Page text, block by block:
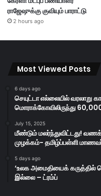
ராஜேஷுக்கு குவியும் பாராட்டு
2 hours ago
Most Viewed Posts
6 days ago
செயுட்டா எல்லையில் வரலாறு
மொராக்கோவிலிருந்து
July 15, 2025
மீண்டும் மலர்ந்துவிட்டது!
முழக்கம்- தமிழ்ப்பள்ளி
5 days ago
‘உலக அமைதியைக் கருத்தில்
இல்லை – ட்ரம்ப்